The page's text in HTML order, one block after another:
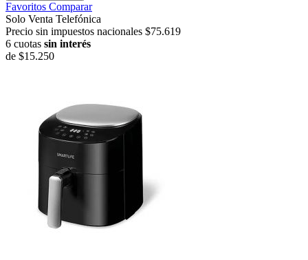
Favoritos Comparar
Solo Venta Telefónica
Precio sin impuestos nacionales $75.619
6 cuotas sin interés
de $15.250